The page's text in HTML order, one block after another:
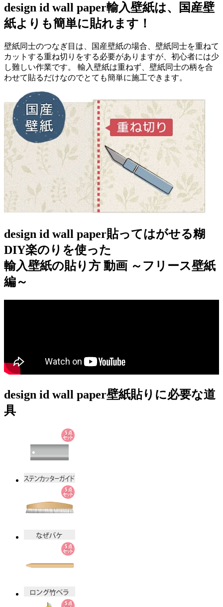
design id wall paper輸入壁紙は、国産壁
紙よりも簡単に貼れます！
壁紙同士のつなぎ目は、国産壁紙の場合、壁紙同士を重ねて
カットする重ね切りをする必要がありますが、初心者には少
し難しい作業です。 輸入壁紙は重ねず、壁紙同士の柄を合
わせて貼るだけなのでとても簡単に施工できます。
design id wall paper貼ってはがせる糊
DIY楽のりを使った
輸入壁紙の貼り方 動画 ～フリース壁紙
編～
design id wall paper壁紙貼りに必要な道
具